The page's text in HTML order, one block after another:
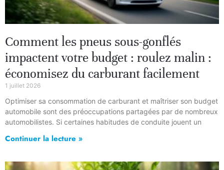
Comment les pneus sous-gonflés
impactent votre budget : roulez malin :
économisez du carburant facilement
1 juillet 2026
Optimiser sa consommation de carburant et maîtriser son budget
automobile sont des préoccupations partagées par de nombreux
automobilistes. Si certaines habitudes de conduite jouent un
Continuer la lecture »